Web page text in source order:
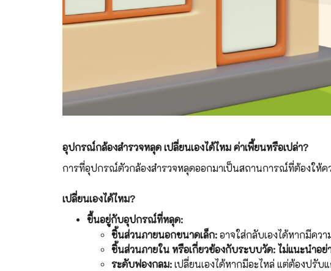
อุปกรณ์กล้องสำรวจหลุด เปลี่ยนเองได้ไหม ค่าเพี้ยนหรือเปล่า?
การที่อุปกรณ์ตัวกล้องสำรวจหลุดออกมาเป็นสถานการณ์ที่ต้องใ
เปลี่ยนเองได้ไหม?
ขึ้นอยู่กับอุปกรณ์ที่หลุด:
ชิ้นส่วนภายนอกขนาดเล็ก:อาจใส่กลับเองได้หากมีควา
ชิ้นส่วนภายใน หรือเกี่ยวข้องกับระบบวัด: ไม่แนะนำอย่
ระดับฟองกลม:เปลี่ยนเองได้หากมีอะไหล่ แต่ต้องปรับ